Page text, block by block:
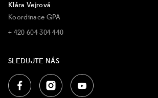
Klára Vejrová
Koordinace GPA
+ 420 604 304 440
SLEDUJTE NÁS